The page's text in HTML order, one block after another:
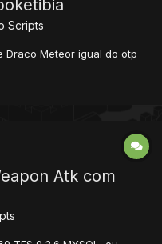
Scripts
Draco Meteor igual do otp
Atk com